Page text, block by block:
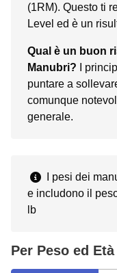
(1RM). Questo ti
Level ed è un
Qual è un buon
Manubri?
I
puntare a
comunque
generale.
I pesi dei
e includono il
lb
Per Peso ed Età